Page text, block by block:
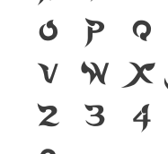
O P Q
V W X
2 3 4